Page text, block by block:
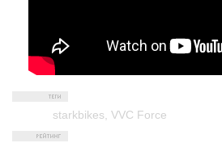
starkbikes VVC Force